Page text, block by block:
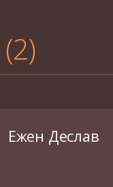
2
Ежен Деслав